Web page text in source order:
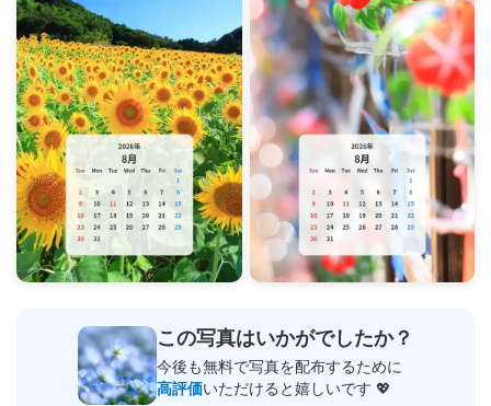
この写真はいかがでしたか？
今後も無料で写真を配布するために
高評価いただけると嬉しいです 💖